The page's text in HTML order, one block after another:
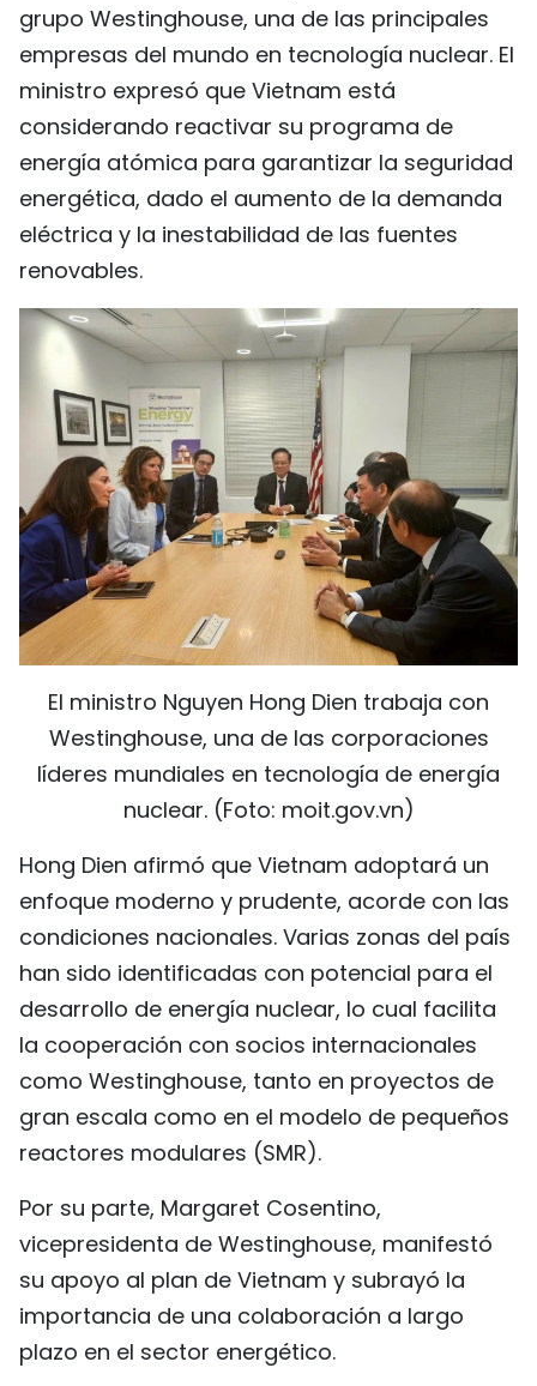
grupo Westinghouse, una de las principales
empresas del mundo en tecnología nuclear. El
ministro expresó que Vietnam está
considerando reactivar su programa de
energía atómica para garantizar la seguridad
energética, dado el aumento de la demanda
eléctrica y la inestabilidad de las fuentes
renovables.
El ministro Nguyen Hong Dien trabaja con
Westinghouse, una de las corporaciones
líderes mundiales en tecnología de energía
nuclear. (Foto: moit.gov.vn)
Hong Dien afirmó que Vietnam adoptará un
enfoque moderno y prudente, acorde con las
condiciones nacionales. Varias zonas del país
han sido identificadas con potencial para el
desarrollo de energía nuclear, lo cual facilita
la cooperación con socios internacionales
como Westinghouse, tanto en proyectos de
gran escala como en el modelo de pequeños
reactores modulares (SMR).
Por su parte, Margaret Cosentino,
vicepresidenta de Westinghouse, manifestó
su apoyo al plan de Vietnam y subrayó la
importancia de una colaboración a largo
plazo en el sector energético.